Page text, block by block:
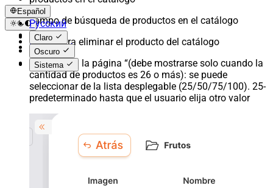
Español
Русский
English
Español
Claro
Oscuro
Sistema
campo de búsqueda de productos en el catálogo
botón para eliminar el producto del catálogo
“Mostrar en la página “(debe mostrarse solo cuando la
cantidad de productos es 26 o más): se puede
seleccionar de la lista desplegable (25/50/75/100). 25-
predeterminado hasta que el usuario elija otro valor